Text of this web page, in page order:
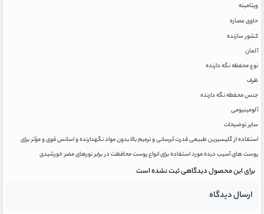
ویتامینه
حاوی عصاره
کشور سازنده
آلمان
نوع محفظه نگه دارنده
ظرف
جنس محفظه نگه دارنده
آلومینیومی
سایر توضیحات
استفاده از گلیسیرین طبیعی قدرت آبرسانی و ترمیم بالا بدون مواد نگهدارنده و اسانس قوی و مؤثر برای
پوست های آسیب دیده مورد استفاده برای انواع پوست محافظت در برابر نورهای مضر خورشیدی
برای این محصول دیدگاهی ثبت نشده است
ارسال دیدگاه